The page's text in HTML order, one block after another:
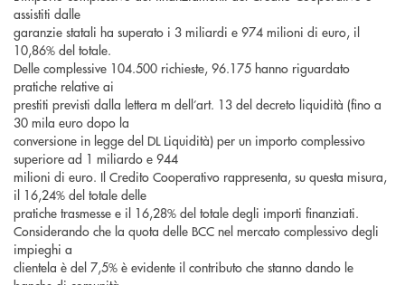
assistiti dalle
garanzie statali ha superato i 3 miliardi e 974 milioni di euro, il
10,86% del totale.
Delle complessive 104.500 richieste, 96.175 hanno riguardato
pratiche relative ai
prestiti previsti dalla lettera m dell’art. 13 del decreto liquidità (fino a
30 mila euro dopo la
conversione in legge del DL Liquidità) per un importo complessivo
superiore ad 1 miliardo e 944
milioni di euro. Il Credito Cooperativo rappresenta, su questa misura,
il 16,24% del totale delle
pratiche trasmesse e il 16,28% del totale degli importi finanziati.
Considerando che la quota delle BCC nel mercato complessivo degli
impieghi a
clientela è del 7,5% è evidente il contributo che stanno dando le